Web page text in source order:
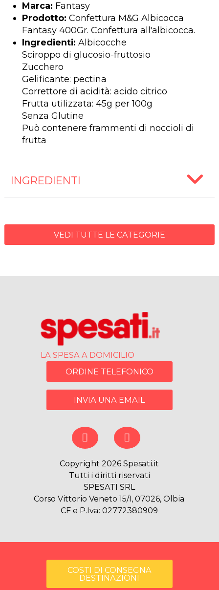
Marca: Fantasy
Prodotto: Confettura M&G Albicocca
Fantasy 400Gr. Confettura all'albicocca.
Ingredienti: Albicocche
Sciroppo di glucosio-fruttosio
Zucchero
Gelificante: pectina
Correttore di acidità: acido citrico
Frutta utilizzata: 45g per 100g
Senza Glutine
Può contenere frammenti di noccioli di
frutta
INGREDIENTI
VEDI TUTTE LE CATEGORIE
LA SPESA A DOMICILIO
ORDINE TELEFONICO
INVIA UNA EMAIL
Copyright 2026 Spesati.it
Tutti i diritti riservati
SPESATI SRL
Corso Vittorio Veneto 15/I, 07026, Olbia
CF e P.Iva: 02772380909
COSTI DI CONSEGNA
DESTINAZIONI